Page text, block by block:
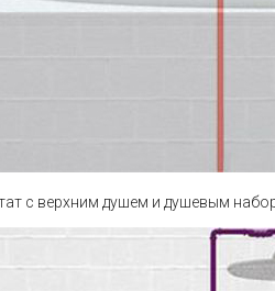
с верхним душем и душевым